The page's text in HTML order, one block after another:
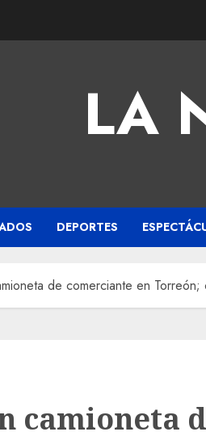
LA
DEPORTES
de comerciante en
camioneta